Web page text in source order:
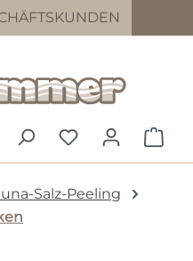
DU HAST 0
Salz-Peeling